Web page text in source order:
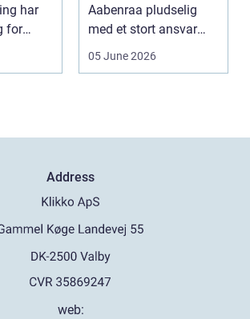
har
for
Aabenraa pludselig
med et stort ansvar
midt i sorgen.
05 June 2026
Address
web: